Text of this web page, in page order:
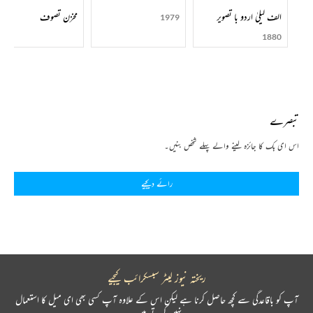
علاّمہ سیماب نے مشاعروں کو وقتی تفریح بنانے کی شدید مخالفت کی اور مشاعروں میں علمی ادبی
موضوعات پر مشتمل صدارتی خطبوں کو رواج دیا۔ شاعری میں فحش موضوعات، شراب اور اس کے
بوجھل تراکیب اور فرسودہ استعاروں سے اجتناب کیا، انھیں جدید غزل کے ابتدائی نقوش کہا جاسکتا ہے۔
1948 ء میں وہ اپنی کتابوں کی اشاعت کے سلسلے میں لاہور تشریف لے گئے، قصد تھا کہ کام مکمل
ادبی خدمات کا سلسلہ جاری رہا اور تاج کمپنی کی فرمائش پر سیرت النبویﷺ تحریر کی اس کے علاوہ کئی
صحافت کی تدریس کا اسےسب سے پہلا ادارہ کہا جاسکتا ہے۔
ء کواردو ادب کا یہ عظیم مجدّد اپنے مالکِ حقیقی سے جاملا۔کراچی کے قائد آباد علاقے میں تدفین ہوئی اور
الف لیلیٰ اردو با تصویر
1880
1979 مخزن تصوف
تبصرے
اس ای بک کا جائزہ لینے والے پہلے شخص بنیں۔
رائے دیجیے
ریختہ نیوز لیٹر سبسکرائب کیجیے
آپ کو باقاعدگی سے کچھ حاصل کرنا ہے لیکن اس کے علاوہ آپ کسی بھی ای میل کا استعمال